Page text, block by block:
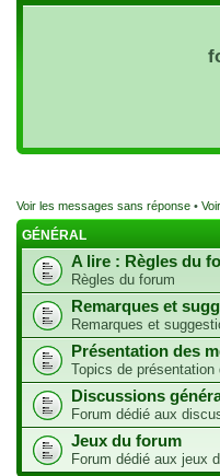
Voir les messages sans réponse •
GÉNÉRAL
A lire : Règles du
Règles du forum
Remarques et
Remarques et
Présentation des
Topics de
Discussions
Forum dédié aux
Jeux du forum
Forum dédié aux jeux